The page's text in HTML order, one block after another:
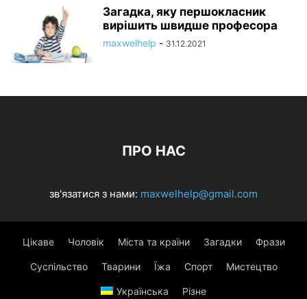
Загадка, яку першокласник
вирішить швидше професора
maxwelhelp - 31.12.2021
ПРО НАС
зв'язатися з нами: maxwelhelp@gmail.com
Цікаве Чоловік Міста та країни Загадки Фрази
Суспільство Тварини Їжа Спорт Мистецтво
Українська Різне